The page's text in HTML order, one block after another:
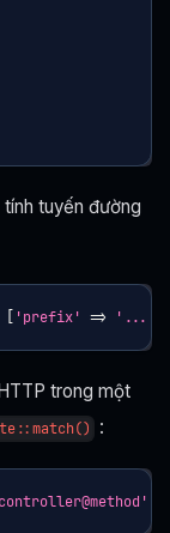
tuyến đường
'prefix' => '...'
trong một
: